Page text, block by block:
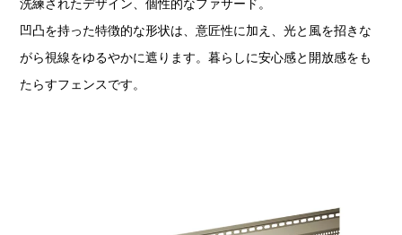
洗練されたデザイン、個性的なファサード。
凹凸を持った特徴的な形状は、意匠性に加え、光と風を招きな
がら視線をゆるやかに遮ります。暮らしに安心感と開放感をも
たらすフェンスです。